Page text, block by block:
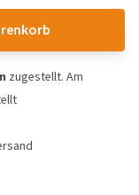
zugestellt. Am